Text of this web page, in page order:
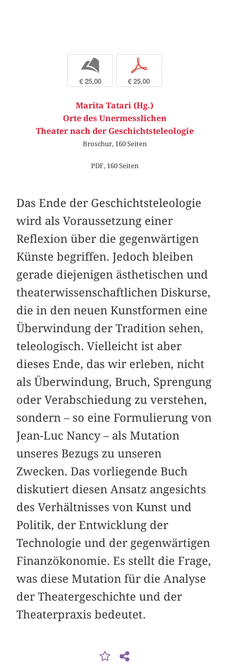
b
€ 25,00
p
€ 25,00
Marita Tatari (Hg.)
Orte des Unermesslichen
Theater nach der Geschichtsteleologie
Broschur, 160 Seiten
PDF, 160 Seiten
Das Ende der Geschichtsteleologie
wird als Voraussetzung einer
Reflexion über die gegenwärtigen
Künste begriffen. Jedoch bleiben
gerade diejenigen ästhetischen und
theaterwissenschaftlichen Diskurse,
die in den neuen Kunstformen eine
Überwindung der Tradition sehen,
teleologisch. Vielleicht ist aber
dieses Ende, das wir erleben, nicht
als Überwindung, Bruch, Sprengung
oder Verabschiedung zu verstehen,
sondern – so eine Formulierung von
Jean-Luc Nancy – als Mutation
unseres Bezugs zu unseren
Zwecken. Das vorliegende Buch
diskutiert diesen Ansatz angesichts
des Verhältnisses von Kunst und
Politik, der Entwicklung der
Technologie und der gegenwärtigen
Finanzökonomie. Es stellt die Frage,
was diese Mutation für die Analyse
der Theatergeschichte und der
Theaterpraxis bedeutet.